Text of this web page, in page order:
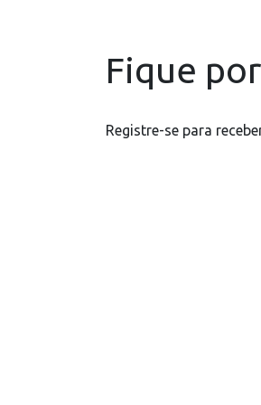
Fique
Registre-se para